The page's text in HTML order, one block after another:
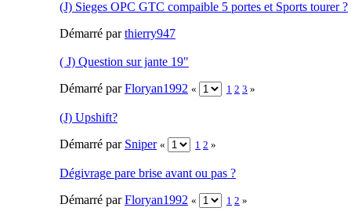
(J) Sieges OPC GTC compaible 5 portes et Sports tourer ?
Démarré parthierry947
( J) Question sur jante 19"
Démarré parFloryan1992 « 1 2 3 »
(J) Upshift?
Démarré par Sniper « 1 2 »
Dégivrage pare brise avant ou pas ?
Démarré parFloryan1992 « 1 2 »